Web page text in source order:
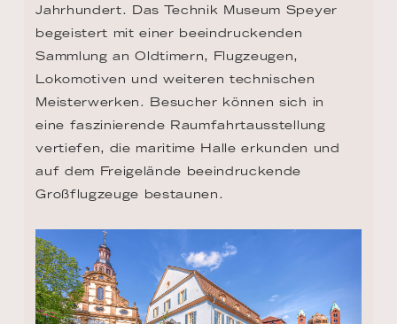
Jahrhundert. Das Technik Museum Speyer
begeistert mit einer beeindruckenden
Sammlung an Oldtimern, Flugzeugen,
Lokomotiven und weiteren technischen
Meisterwerken. Besucher können sich in
eine faszinierende Raumfahrtausstellung
vertiefen, die maritime Halle erkunden und
auf dem Freigelände beeindruckende
Großflugzeuge bestaunen.